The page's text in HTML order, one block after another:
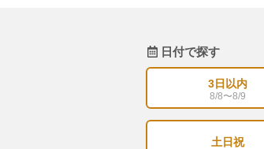
日付で探す
3日以内
8/8〜8/9
土日祝